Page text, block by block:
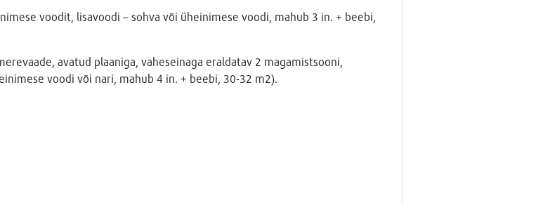
voodit, lisavoodi – sohva või üheinimese voodi, mahub 3 in. + beebi,
avatud plaaniga, vaheseinaga eraldatav 2 magamistsooni,
voodi või nari, mahub 4 in. + beebi, 30-32 m2).